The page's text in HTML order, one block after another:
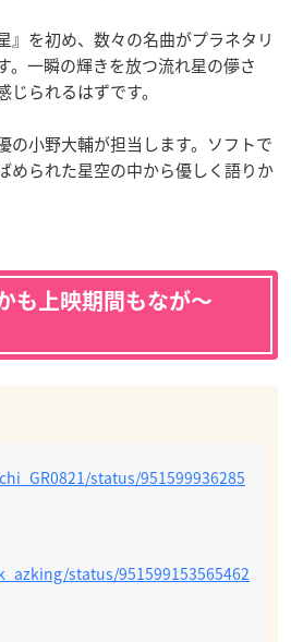
』を初め、数々の名曲がプラネタリ
。一瞬の輝きを放つ流れ星の儚さ
られるはずです。
の小野大輔が担当します。ソフトで
められた星空の中から優しく語りか
も上映期間もなが〜
status/951599936285
status/951599153565462